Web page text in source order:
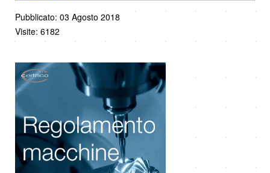
Pubblicato: 03 Agosto 2018
Visite: 6182